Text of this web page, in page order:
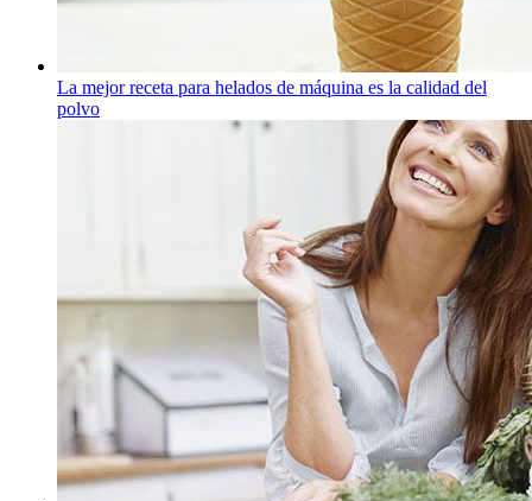
La mejor receta para helados de máquina es la calidad del
polvo